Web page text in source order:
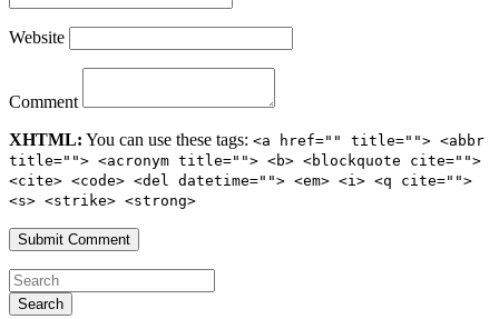
Website
Comment
XHTML: You can use these tags: <a href="" title=""> <abbr
title=""> <acronym title=""> <b> <blockquote cite="">
<cite> <code> <del datetime=""> <em> <i> <q cite="">
<s> <strike> <strong>